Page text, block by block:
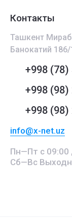
Контакты
Ташкент
Банокатий 186/
+998 (78)
+998 (98)
+998 (98)
info@x-net.uz
Пн—Пт с 09:00
Сб—Вс